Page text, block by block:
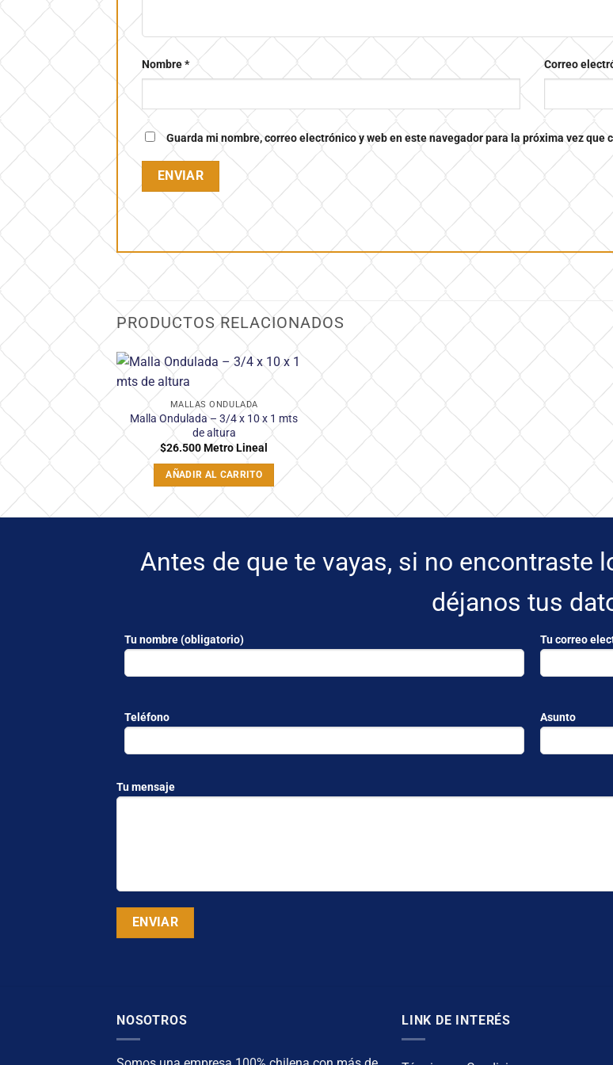
Nombre* Correo
Guarda mi nombre, correo electrónico y web en este navegador para la próxima vez que
PRODUCTOS RELACIONADOS
Añadir
lista
deseos
MALLAS ONDULADA
Malla Ondulada – 3/4 x 10 x 1 mts
de altura
$26.500Metro Lineal
AÑADIR AL CARRITO
Antes de que te vayas, si no encontraste
déjanos tus
Tu nombre (obligatorio) Tu correo
Teléfono Asunto
Tu mensaje
NOSOTROS LINK DE INTERÉS